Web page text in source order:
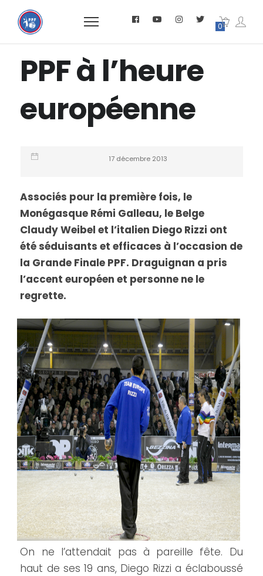
0
PPF à l’heure
européenne
17 décembre 2013
Associés pour la première fois, le
Monégasque Rémi Galleau, le Belge
Claudy Weibel et l’italien Diego Rizzi ont
été séduisants et efficaces à l’occasion de
la Grande Finale PPF. Draguignan a pris
l’accent européen et personne ne le
regrette.
On ne l’attendait pas à pareille fête. Du
haut de ses 19 ans, Diego Rizzi a éclaboussé